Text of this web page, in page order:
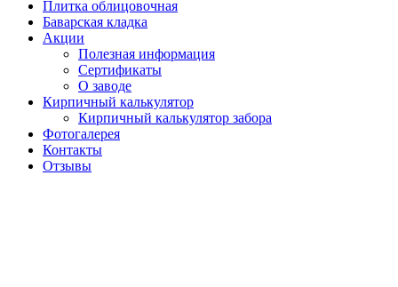
Плитка облицовочная
Баварская кладка
Акции
Полезная информация
Сертификаты
О заводе
Кирпичный калькулятор
Кирпичный калькулятор забора
Фотогалерея
Контакты
Отзывы